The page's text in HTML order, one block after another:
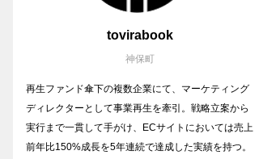
tovirabook
神保町
再生ファンド傘下の複数企業にて、マーケティング
ディレクターとして事業再生を牽引。戦略立案から
実行まで一貫して手がけ、ECサイトにおいては売上
前年比150%成長を5年連続で達成した実績を持つ。